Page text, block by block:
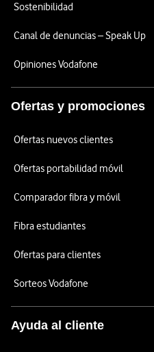
Sostenibilidad
Canal de denuncias – Speak Up
Opiniones Vodafone
Ofertas y promociones
Ofertas nuevos clientes
Ofertas portabilidad móvil
Comparador fibra y móvil
Fibra estudiantes
Ofertas para clientes
Sorteos Vodafone
Ayuda al cliente